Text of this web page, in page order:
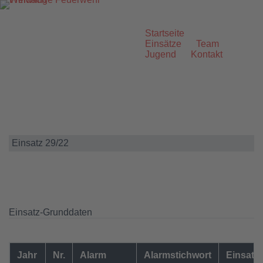
Zum
Startseite
Einsätze
Team
Jugend
Kontakt
Einsatz 29/22
Einsatz-Grunddaten
Jahr Nr. Alarm Alarmstichwort